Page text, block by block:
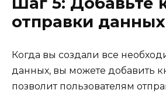
отправки данных
Когда вы создали все
данных, вы можете добавить
позволит пользователям